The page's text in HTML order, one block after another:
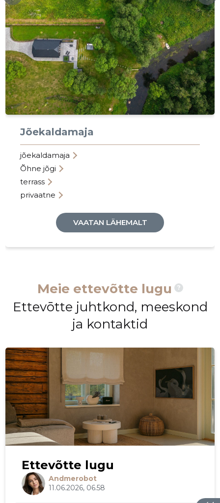
Jõekaldamaja
jõekaldamaja
Õhne jõgi
terrass
privaatne
VAATAN LÄHEMALT
Meie ettevõtte lugu ?
Ettevōtte juhtkond, meeskond
ja kontaktid
Ettevõtte lugu
Andmerobot
11.06.2026, 06.58